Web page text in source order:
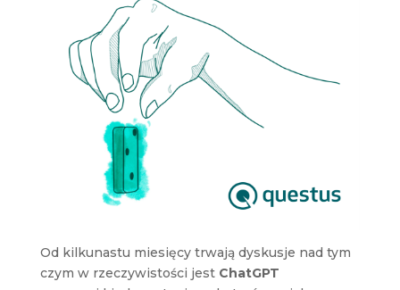
Od kilkunastu miesięcy trwają dyskusje nad tym
czym w rzeczywistości jest ChatGPT